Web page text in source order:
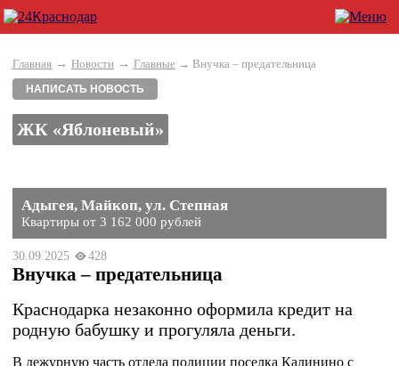
Главная → Новости → Главные → Внучка – предательница
НАПИСАТЬ НОВОСТЬ
ЖК «Яблоневый»
Адыгея, Майкоп, ул. Степная
Квартиры от 3 162 000 рублей
30.09.2025 428
Внучка – предательница
Краснодарка незаконно оформила кредит на
родную бабушку и прогуляла деньги.
В дежурную часть отдела полиции поселка Калинино с